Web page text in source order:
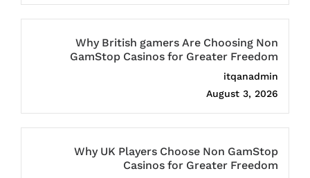
Why British gamers Are Choosing Non
GamStop Casinos for Greater Freedom
itqanadmin
August 3, 2026
Why UK Players Choose Non GamStop
Casinos for Greater Freedom